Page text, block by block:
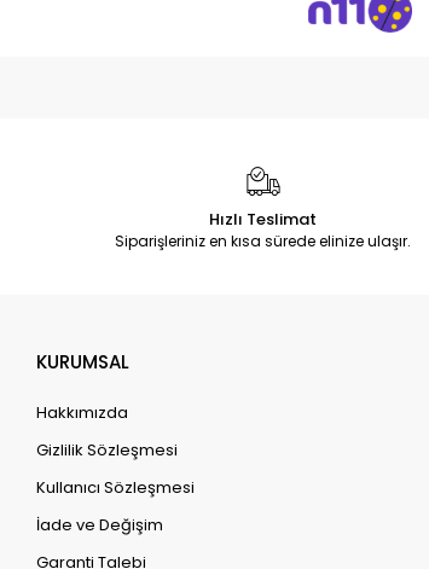
Hızlı Teslimat
Siparişleriniz en kısa sürede elinize ulaşır.
KURUMSAL
Hakkımızda
Gizlilik Sözleşmesi
Kullanıcı Sözleşmesi
İade ve Değişim
Garanti Talebi